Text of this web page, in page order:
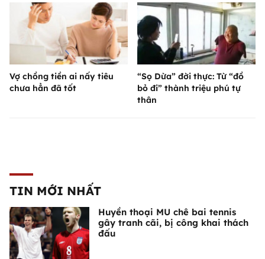
Vợ chồng tiền ai nấy tiêu
chưa hẳn đã tốt
“Sọ Dừa” đời thực: Từ “đồ
bỏ đi” thành triệu phú tự
thân
TIN MỚI NHẤT
Huyền thoại MU chê bai tennis
gây tranh cãi, bị công khai thách
đấu